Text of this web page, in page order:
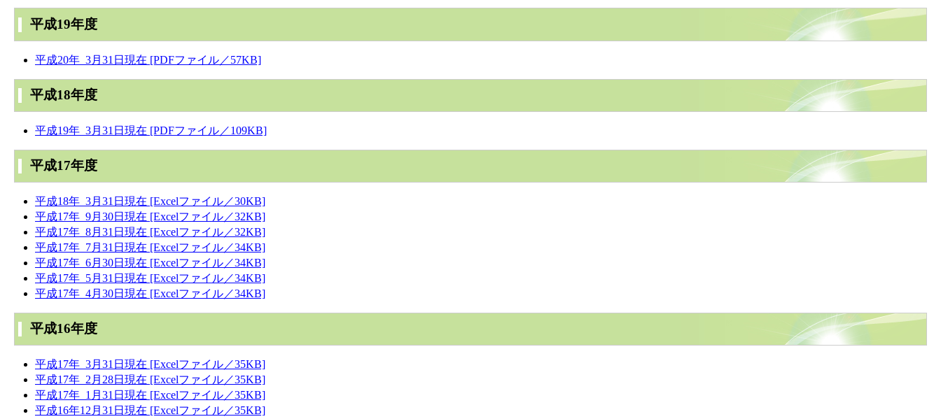
平成19年度
平成20年 3月31日現在 [PDFファイル／57KB]
平成18年度
平成19年 3月31日現在 [PDFファイル／109KB]
平成17年度
平成18年 3月31日現在 [Excelファイル／30KB]
平成17年 9月30日現在 [Excelファイル／32KB]
平成17年 8月31日現在 [Excelファイル／32KB]
平成17年 7月31日現在 [Excelファイル／34KB]
平成17年 6月30日現在 [Excelファイル／34KB]
平成17年 5月31日現在 [Excelファイル／34KB]
平成17年 4月30日現在 [Excelファイル／34KB]
平成16年度
平成17年 3月31日現在 [Excelファイル／35KB]
平成17年 2月28日現在 [Excelファイル／35KB]
平成17年 1月31日現在 [Excelファイル／35KB]
平成16年12月31日現在 [Excelファイル／35KB]